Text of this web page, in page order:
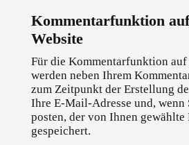
Kommentar­funktion
Website
Für die Kommentarfunktion auf
werden neben Ihrem
zum Zeitpunkt der Erstellung
Ihre E-Mail-Adresse und, wenn
posten, der von Ihnen gewählte
gespeichert.